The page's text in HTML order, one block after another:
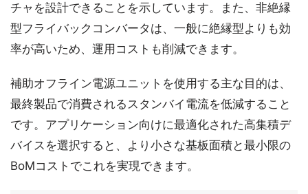
チャを設計できることを示しています。また、非絶縁
型フライバックコンバータは、一般に絶縁型よりも効
率が高いため、運用コストも削減できます。
補助オフライン電源ユニットを使用する主な目的は、
最終製品で消費されるスタンバイ電流を低減すること
です。アプリケーション向けに最適化された高集積デ
バイスを選択すると、より小さな基板面積と最小限の
BoMコストでこれを実現できます。